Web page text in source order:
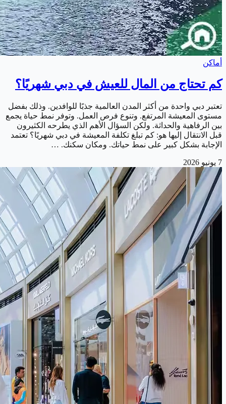
أماكن
كم تحتاج من المال للعيش في دبي شهريًا؟
تعتبر دبي واحدة من أكثر المدن العالمية جذبًا للوافدين. وذلك بفضل
مستوى المعيشة المرتفع. وتنوع فرص العمل. وتوفر نمط حياة يجمع
بين الرفاهية والحداثة. ولكن السؤال الأهم الذي يطرحه الكثيرون
قبل الانتقال إليها هو: كم تبلغ تكلفة المعيشة في دبي شهريًا؟ تعتمد
الإجابة بشكل كبير على نمط حياتك. ومكان سكنك. …
7 يونيو 2026